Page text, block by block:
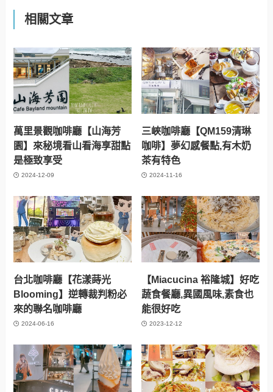
相關文章
萬里景觀咖啡廳【山海芳
園】來秘境看山看海享甜點
是極致享受
2024-12-09
三峽咖啡廳【QM159清琳
咖啡】夢幻感餐點,有木奶
茶有特色
2024-11-16
台北咖啡廳【花漾蒔光
Blooming】逆轉裁判粉必
來的聯名咖啡廳
2024-06-16
【Miacucina 裕隆城】好吃
蔬食餐廳,異國風味,素食也
能很好吃
2023-12-12